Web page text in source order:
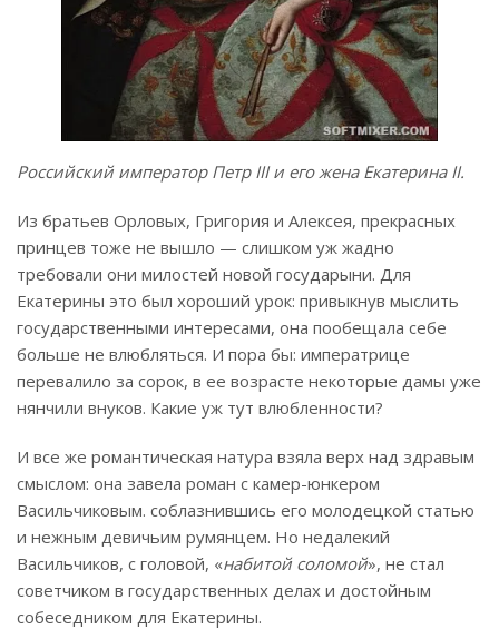
Российский император Петр III и его жена Екатерина II.
Из братьев Орловых, Григория и Алексея, прекрасных
принцев тоже не вышло — слишком уж жадно
требовали они милостей новой государыни. Для
Екатерины это был хороший урок: привыкнув мыслить
государственными интересами, она пообещала себе
больше не влюбляться. И пора бы: императрице
перевалило за сорок, в ее возрасте некоторые дамы уже
нянчили внуков. Какие уж тут влюбленности?
И все же романтическая натура взяла верх над здравым
смыслом: она завела роман с камер-юнкером
Васильчиковым. соблазнившись его молодецкой статью
и нежным девичьим румянцем. Но недалекий
Васильчиков, с головой, «набитой соломой», не стал
советчиком в государственных делах и достойным
собеседником для Екатерины.